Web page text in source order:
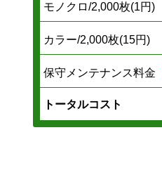
モノクロ/2,000枚(1円)
カラー/2,000枚(15円)
保守メンテナンス料金
トータルコスト